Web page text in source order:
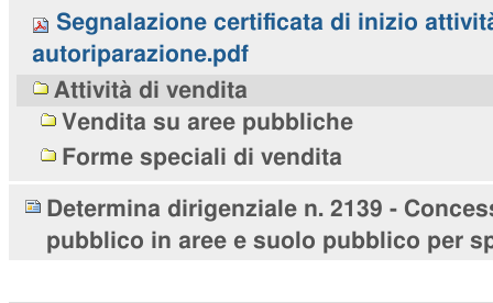
Segnalazione certificata di inizio
autoriparazione.pdf
Attività di vendita
Vendita su aree pubbliche
Forme speciali di vendita
Determina dirigenziale n. 2139 -
pubblico in aree e suolo pubblico per